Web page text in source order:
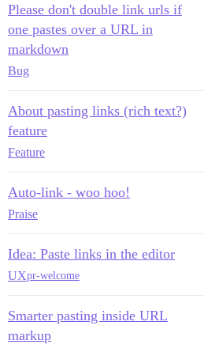
Please don't double link urls if
one pastes over a URL in
markdown
Bug
About pasting links (rich text?)
feature
Feature
Auto-link - woo hoo!
Praise
Idea: Paste links in the editor
UXpr-welcome
Smarter pasting inside URL
markup